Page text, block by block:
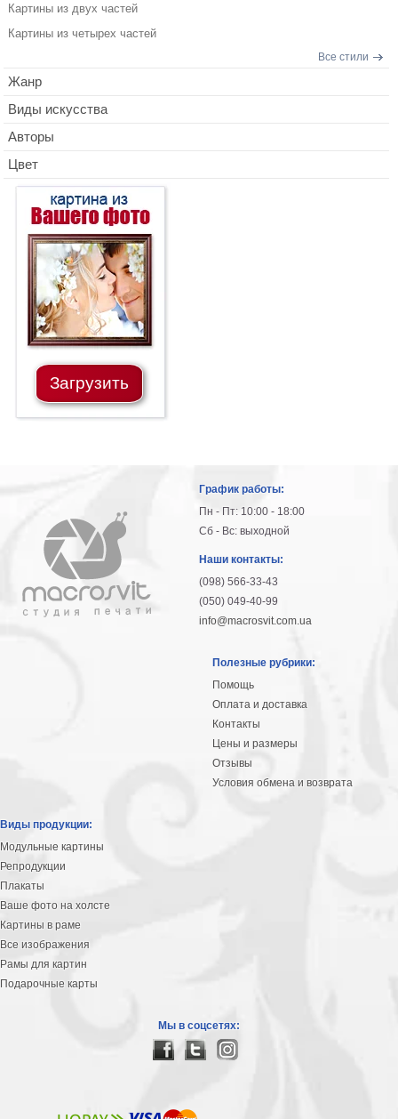
Картины из двух частей
Картины из четырех частей
Все стили
Жанр
Виды искусства
Авторы
Цвет
Загрузить
График работы:
Пн - Пт: 10:00 - 18:00
Сб - Вс: выходной
Наши контакты:
(098) 566-33-43
(050) 049-40-99
info@macrosvit.com.ua
Полезные рубрики:
Помощь
Оплата и доставка
Контакты
Цены и размеры
Отзывы
Условия обмена и возврата
Виды продукции:
Модульные картины
Репродукции
Плакаты
Ваше фото на холсте
Картины в раме
Все изображения
Рамы для картин
Подарочные карты
Мы в соцсетях: